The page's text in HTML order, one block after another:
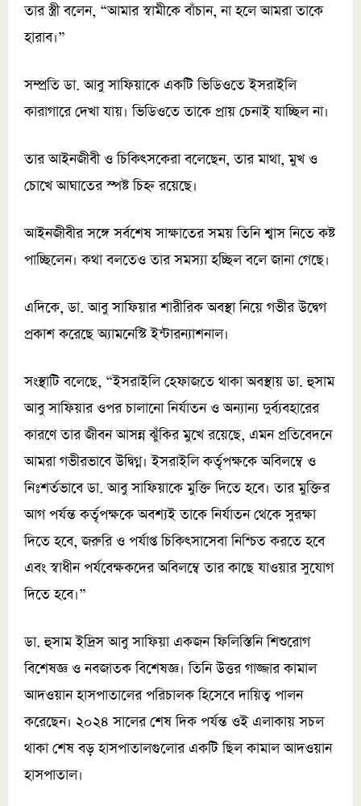
তার স্ত্রী বলেন, “আমার স্বামীকে বাঁচান, না হলে আমরা তাকে
হারাব।”
সম্প্রতি ডা. আবু সাফিয়াকে একটি ভিডিওতে ইসরাইলি
কারাগারে দেখা যায়। ভিডিওতে তাকে প্রায় চেনাই যাচ্ছিল না।
তার আইনজীবী ও চিকিৎসকেরা বলেছেন, তার মাথা, মুখ ও
চোখে আঘাতের স্পষ্ট চিহ্ন রয়েছে।
আইনজীবীর সঙ্গে সর্বশেষ সাক্ষাতের সময় তিনি শ্বাস নিতে কষ্ট
পাচ্ছিলেন। কথা বলতেও তার সমস্যা হচ্ছিল বলে জানা গেছে।
এদিকে, ডা. আবু সাফিয়ার শারীরিক অবস্থা নিয়ে গভীর উদ্বেগ
প্রকাশ করেছে অ্যামনেস্টি ইন্টারন্যাশনাল।
সংস্থাটি বলেছে, “ইসরাইলি হেফাজতে থাকা অবস্থায় ডা. হুসাম
আবু সাফিয়ার ওপর চালানো নির্যাতন ও অন্যান্য দুর্ব্যবহারের
কারণে তার জীবন আসন্ন ঝুঁকির মুখে রয়েছে, এমন প্রতিবেদনে
আমরা গভীরভাবে উদ্বিগ্ন। ইসরাইলি কর্তৃপক্ষকে অবিলম্বে ও
নিঃশর্তভাবে ডা. আবু সাফিয়াকে মুক্তি দিতে হবে। তার মুক্তির
আগ পর্যন্ত কর্তৃপক্ষকে অবশ্যই তাকে নির্যাতন থেকে সুরক্ষা
দিতে হবে, জরুরি ও পর্যাপ্ত চিকিৎসাসেবা নিশ্চিত করতে হবে
এবং স্বাধীন পর্যবেক্ষকদের অবিলম্বে তার কাছে যাওয়ার সুযোগ
দিতে হবে।”
ডা. হুসাম ইদ্রিস আবু সাফিয়া একজন ফিলিস্তিনি শিশুরোগ
বিশেষজ্ঞ ও নবজাতক বিশেষজ্ঞ। তিনি উত্তর গাজ্জার কামাল
আদওয়ান হাসপাতালের পরিচালক হিসেবে দায়িত্ব পালন
করেছেন। ২০২৪ সালের শেষ দিক পর্যন্ত ওই এলাকায় সচল
থাকা শেষ বড় হাসপাতালগুলোর একটি ছিল কামাল আদওয়ান
হাসপাতাল।